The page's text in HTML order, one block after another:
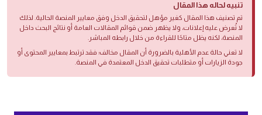
تنبيه لحاله هذا المقال
تم تصنيف هذا المقال كغير مؤهل لتحقيق الدخل وفق معايير المنصة الحالية. لذلك
لا تُعرض عليه إعلانات، ولا يظهر ضمن قوائم المقالات العامة أو نتائج البحث داخل
المنصة، لكنه يظل متاحًا للقراءة من خلال رابطه المباشر.
لا تعني حالة عدم الأهلية بالضرورة أن المقال مخالف؛ فقد ترتبط بمعايير المحتوى أو
جودة الزيارات أو متطلبات تحقيق الدخل المعتمدة في المنصة.